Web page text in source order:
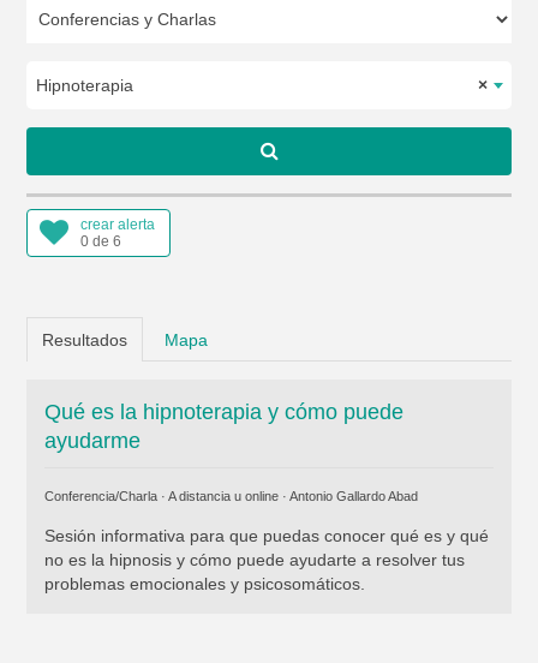
×
Hipnoterapia
crear alerta
0 de 6
Resultados Mapa
Qué es la hipnoterapia y cómo puede
ayudarme
Conferencia/Charla · A distancia u online · Antonio Gallardo Abad
Sesión informativa para que puedas conocer qué es y qué
no es la hipnosis y cómo puede ayudarte a resolver tus
problemas emocionales y psicosomáticos.